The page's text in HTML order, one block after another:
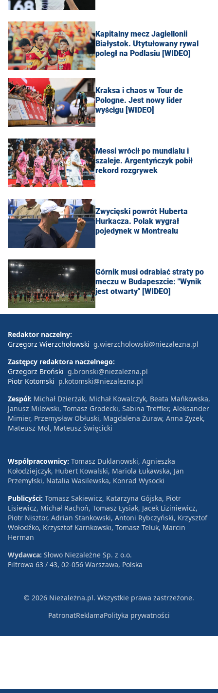
Kapitalny mecz Jagiellonii
Białystok. Utytułowany rywal
poległ na Podlasiu [WIDEO]
Kraksa i chaos w Tour de
Pologne. Jest nowy lider
wyścigu [WIDEO]
Messi wrócił po mundialu i
szaleje. Argentyńczyk pobił
rekord rozgrywek
Zwycięski powrót Huberta
Hurkacza. Polak wygrał
pojedynek w Montrealu
Górnik musi odrabiać straty po
meczu w Budapeszcie: "Wynik
jest otwarty" [WIDEO]
Redaktor naczelny:
Grzegorz Wierzchołowski g.wierzcholowski@niezalezna.pl
Zastępcy redaktora naczelnego:
Grzegorz Broński g.bronski@niezalezna.pl
Piotr Kotomski p.kotomski@niezalezna.pl
Zespół: Michał Dzierżak, Michał Kowalczyk, Beata Mańkowska,
Janusz Milewski, Tomasz Grodecki, Sabina Treffler, Aleksander
Mimier, Przemysław Obłuski, Magdalena Żuraw, Anna Zyzek,
Mateusz Mol, Mateusz Święcicki
Współpracownicy: Tomasz Duklanowski, Agnieszka
Kołodziejczyk, Hubert Kowalski, Mariola Łukawska, Jan
Przemyłski, Natalia Wasilewska, Konrad Wysocki
Publicyści: Tomasz Sakiewicz, Katarzyna Gójska, Piotr
Lisiewicz, Michał Rachoń, Tomasz Łysiak, Jacek Liziniewicz,
Piotr Nisztor, Adrian Stankowski, Antoni Rybczyński, Krzysztof
Wołodźko, Krzysztof Karnkowski, Tomasz Teluk, Marcin
Herman
Wydawca: Słowo Niezależne Sp. z o.o.
Filtrowa 63 / 43, 02-056 Warszawa, Polska
© 2026 Niezależna.pl. Wszystkie prawa zastrzeżone.
PatronatReklamaPolityka prywatności